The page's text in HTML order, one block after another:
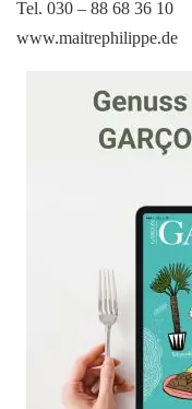
Tel. 030 – 88 68 36 10
www.maitrephilippe.de